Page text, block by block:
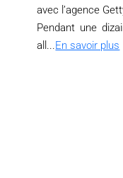
avec l’agence
Pendant une
all...En savoir plus